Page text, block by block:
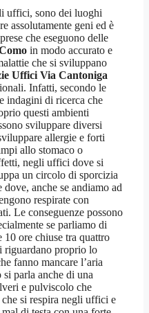
uffici, sono dei luoghi
assolutamente geni ed è
che eseguono delle
in modo accurato e
che si sviluppano
Uffici Via Cantoniga
Infatti, secondo le
indagini di ricerca che
questi ambienti
sviluppare diversi
allergie e forti
allo stomaco o
negli uffici dove si
un circolo di sporcizia
dove, anche se andiamo ad
respirate con
Le conseguenze possono
se parliamo di
10 ore chiuse tra quattro
riguardano proprio lo
fanno mancare l’aria
parla anche di una
e pulviscolo che
si respira negli uffici e